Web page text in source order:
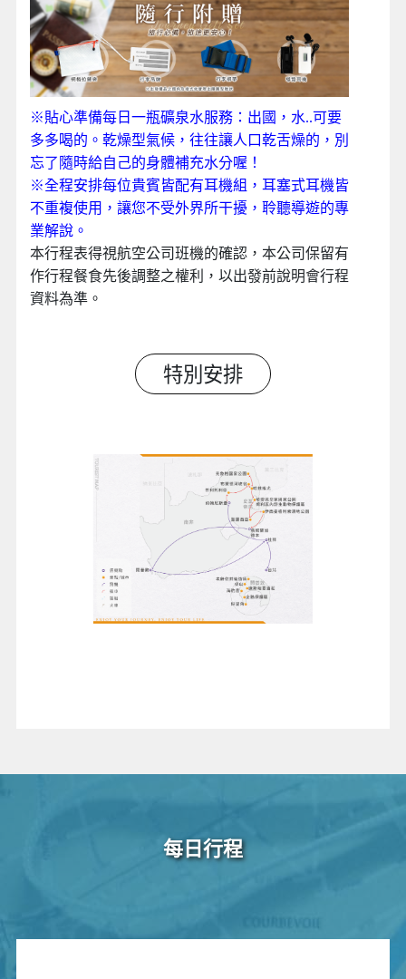
※貼心準備每日一瓶礦泉水服務：出國，水..可要
多多喝的。乾燥型氣候，往往讓人口乾舌燥的，別
忘了隨時給自己的身體補充水分喔！
※全程安排每位貴賓皆配有耳機組，耳塞式耳機皆
不重複使用，讓您不受外界所干擾，聆聽導遊的專
業解說。
本行程表得視航空公司班機的確認，本公司保留有
作行程餐食先後調整之權利，以出發前說明會行程
資料為準。
特別安排
每日行程